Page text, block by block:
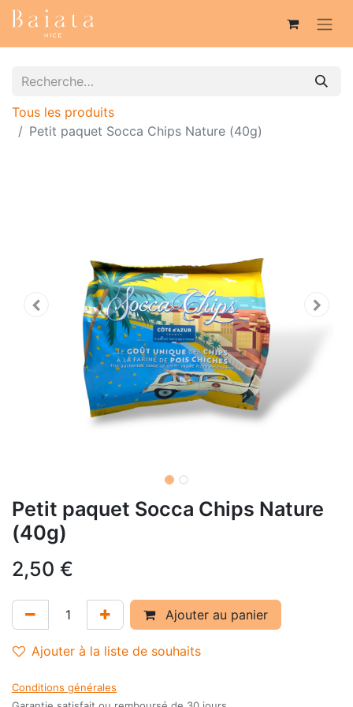
Tous les produits
Petit paquet Socca Chips Nature (40g)
Petit paquet Socca Chips Nature
(40g)
2,50 €
Ajouter au panier
Ajouter à la liste de souhaits
Conditions générales